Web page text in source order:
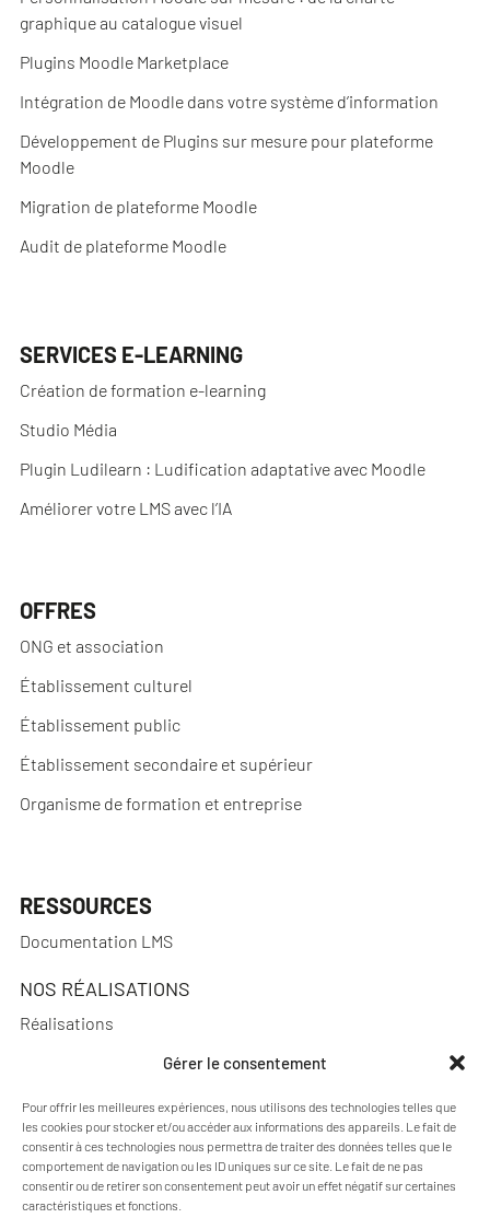
Gérer le consentement
Pour offrir les meilleures expériences, nous utilisons des technologies telles que
les cookies pour stocker et/ou accéder aux informations des appareils. Le fait de
consentir à ces technologies nous permettra de traiter des données telles que le
comportement de navigation ou les ID uniques sur ce site. Le fait de ne pas
consentir ou de retirer son consentement peut avoir un effet négatif sur certaines
caractéristiques et fonctions.
graphique au catalogue visuel
Plugins Moodle Marketplace
Intégration de Moodle dans votre système d’information
Développement de Plugins sur mesure pour plateforme
Moodle
Migration de plateforme Moodle
Audit de plateforme Moodle
SERVICES E-LEARNING
Création de formation e-learning
Studio Média
Plugin Ludilearn : Ludification adaptative avec Moodle
Améliorer votre LMS avec l’IA
OFFRES
ONG et association
Établissement culturel
Établissement public
Établissement secondaire et supérieur
Organisme de formation et entreprise
RESSOURCES
Documentation LMS
NOS RÉALISATIONS
Réalisations
A PROPOS
Actualités
Qui sommes-nous ?